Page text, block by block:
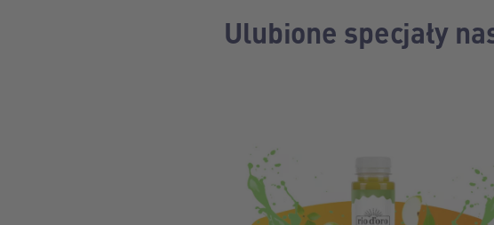
Ulubione specjały